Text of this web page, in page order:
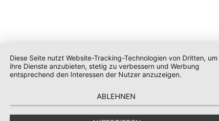
Diese Seite nutzt Website-Tracking-Technologien von Dritten, um
ihre Dienste anzubieten, stetig zu verbessern und Werbung
entsprechend den Interessen der Nutzer anzuzeigen.
ABLEHNEN